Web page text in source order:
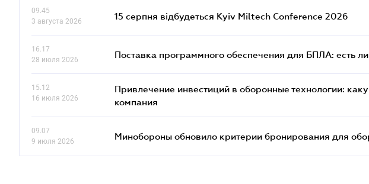
09.45
3 августа 2026
15 серпня відбудеться Kyiv Miltech Conference 2026
16.17
28 июля 2026
Поставка программного обеспечения для БПЛА: есть
15.12
16 июля 2026
Привлечение инвестиций в оборонные технологии:
компания
09.07
9 июля 2026
Минобороны обновило критерии бронирования для